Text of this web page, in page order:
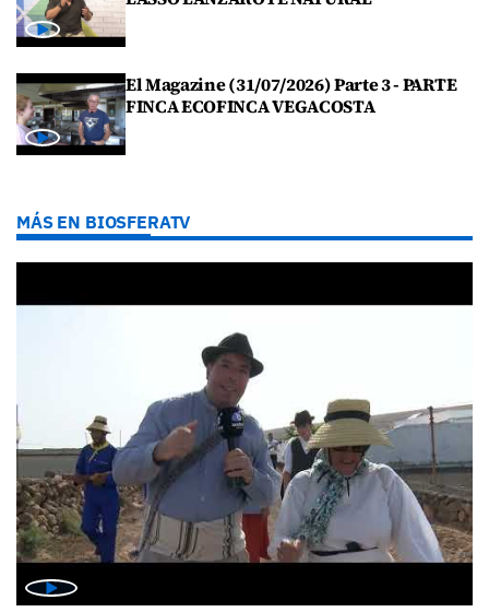
El Magazine (31/07/2026) Parte 3 - PARTE
FINCA ECOFINCA VEGACOSTA
MÁS EN BIOSFERATV